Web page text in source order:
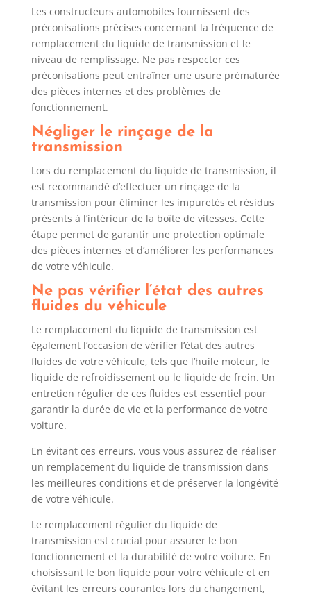
Les constructeurs automobiles fournissent des
préconisations précises concernant la fréquence de
remplacement du liquide de transmission et le
niveau de remplissage. Ne pas respecter ces
préconisations peut entraîner une usure prématurée
des pièces internes et des problèmes de
fonctionnement.
Négliger le rinçage de la
transmission
Lors du remplacement du liquide de transmission, il
est recommandé d’effectuer un rinçage de la
transmission pour éliminer les impuretés et résidus
présents à l’intérieur de la boîte de vitesses. Cette
étape permet de garantir une protection optimale
des pièces internes et d’améliorer les performances
de votre véhicule.
Ne pas vérifier l’état des autres
fluides du véhicule
Le remplacement du liquide de transmission est
également l’occasion de vérifier l’état des autres
fluides de votre véhicule, tels que l’huile moteur, le
liquide de refroidissement ou le liquide de frein. Un
entretien régulier de ces fluides est essentiel pour
garantir la durée de vie et la performance de votre
voiture.
En évitant ces erreurs, vous vous assurez de réaliser
un remplacement du liquide de transmission dans
les meilleures conditions et de préserver la longévité
de votre véhicule.
Le remplacement régulier du liquide de
transmission est crucial pour assurer le bon
fonctionnement et la durabilité de votre voiture. En
choisissant le bon liquide pour votre véhicule et en
évitant les erreurs courantes lors du changement,